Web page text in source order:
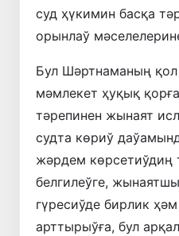
суд ҳүкимин басқа
орынлаў
Бул Шәртнаманың
мәмлекет ҳуқық
тәрепинен жынаят
судта көриў
жәрдем көрсетиўдиң
белгилеўге,
гүресиўде бирлик
арттырыўға, бул